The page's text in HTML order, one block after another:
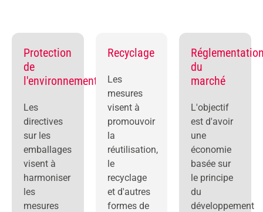
Protection
de
l'environnement
Les
directives
sur les
emballages
visent à
harmoniser
les
mesures
Recyclage
Les
mesures
visent à
promouvoir
la
réutilisation,
le
recyclage
et d'autres
formes de
du
marché
L'objectif
est d'avoir
une
économie
basée sur
le principe
du
développement